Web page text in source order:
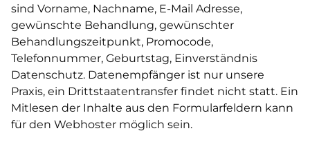
sind Vorname, Nachname, E-Mail Adresse,
gewünschte Behandlung, gewünschter
Behandlungszeitpunkt, Promocode,
Telefonnummer, Geburtstag, Einverständnis
Datenschutz. Datenempfänger ist nur unsere
Praxis, ein Drittstaatentransfer findet nicht statt. Ein
Mitlesen der Inhalte aus den Formularfeldern kann
für den Webhoster möglich sein.